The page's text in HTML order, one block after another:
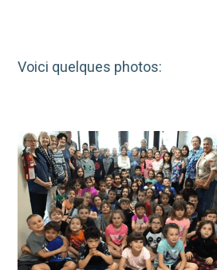
Voici quelques photos: